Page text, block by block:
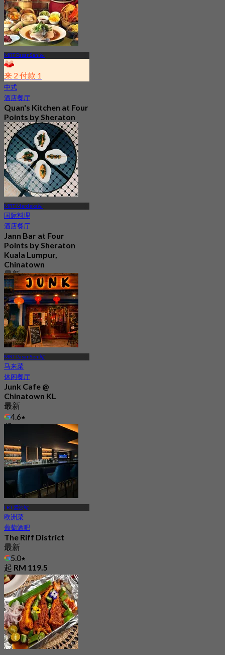
4.7
起RM 75.65
MRT Pasar Seni站
来 2 付款 1
中式
酒店餐厅
Quan's Kitchen at Four
Points by Sheraton
Kuala Lumpur,
Chinatown
最新
3.8
起RM 46
MRT Merdeka站
国际料理
酒店餐厅
Jann Bar at Four
Points by Sheraton
Kuala Lumpur,
Chinatown
最新
4.1
起RM 44.5
MRT Pasar Seni站
马来菜
休闲餐厅
Junk Cafe @
Chinatown KL
最新
4.6
起RM 41.25
LRT 孟沙站
欧洲菜
葡萄酒吧
The Riff District
最新
5.0
起 RM 119.5